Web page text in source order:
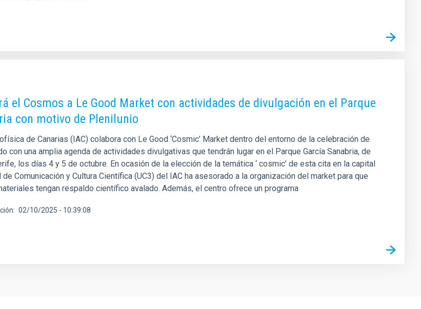
el Cosmos a Le Good Market con actividades de divulgación en el Parque
con motivo de Plenilunio
de Canarias (IAC) colabora con Le Good ‘Cosmic’ Market dentro del entorno de la celebración de
con una amplia agenda de actividades divulgativas que tendrán lugar en el Parque García Sanabria, de
los días 4 y 5 de octubre. En ocasión de la elección de la temática ‘ cosmic’ de esta cita en la capital
de Comunicación y Cultura Científica (UC3) del IAC ha asesorado a la organización del market para que
tengan respaldo científico avalado. Además, el centro ofrece un programa
02/10/2025 - 10:39:08